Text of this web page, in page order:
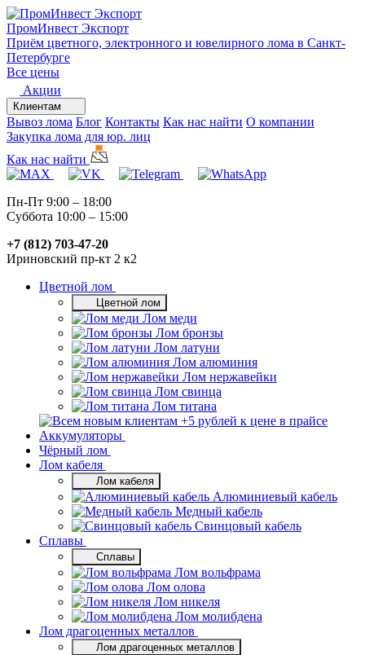
ПромИнвест Экспорт
Приём цветного, электронного и ювелирного лома в Санкт-
Петербурге
Все цены
Акции
Клиентам
Вывоз лома Блог Контакты Как нас найти О компании
Закупка лома для юр. лиц
Как нас найти
Пн-Пт 9:00 – 18:00
Суббота 10:00 – 15:00
+7 (812) 703-47-20
Ириновский пр-кт 2 к2
Цветной лом
Цветной лом
Лом меди
Лом бронзы
Лом латуни
Лом алюминия
Лом нержавейки
Лом свинца
Лом титана
Аккумуляторы
Чёрный лом
Лом кабеля
Лом кабеля
Алюминиевый кабель
Медный кабель
Свинцовый кабель
Сплавы
Сплавы
Лом вольфрама
Лом олова
Лом никеля
Лом молибдена
Лом драгоценных металлов
Лом драгоценных металлов